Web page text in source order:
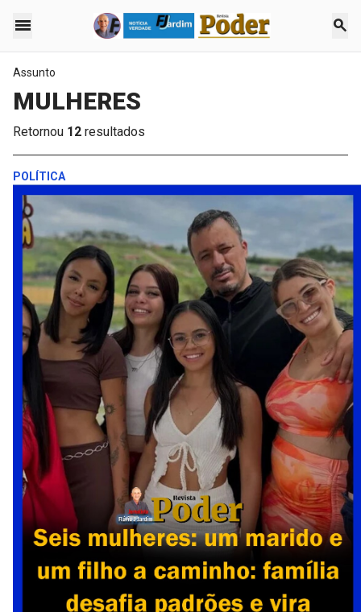
menu search
Assunto
MULHERES
Retornou 12 resultados
POLÍTICA